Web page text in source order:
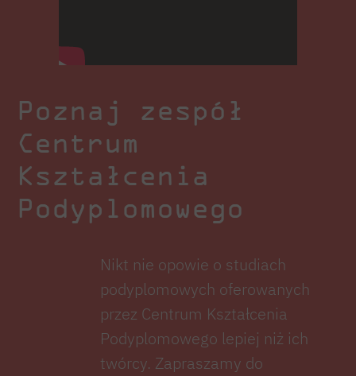
Poznaj zespół
Centrum
Kształcenia
Podyplomowego
Nikt nie opowie o studiach
podyplomowych oferowanych
przez Centrum Kształcenia
Podyplomowego lepiej niż ich
twórcy. Zapraszamy do